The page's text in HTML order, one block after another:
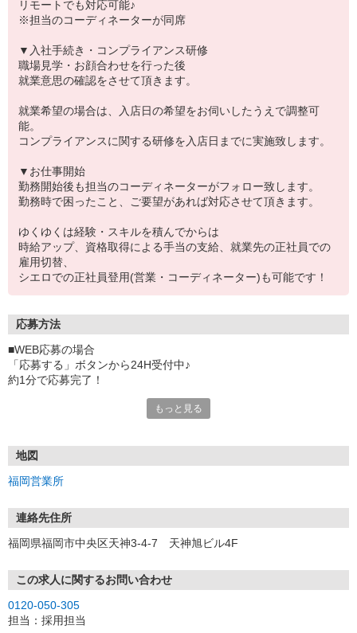
リモートでも対応可能♪
※担当のコーディネーターが同席
▼入社手続き・コンプライアンス研修
職場見学・お顔合わせを行った後
就業意思の確認をさせて頂きます。
就業希望の場合は、入店日の希望をお伺いしたうえで調整可
能。
コンプライアンスに関する研修を入店日までに実施致します。
▼お仕事開始
勤務開始後も担当のコーディネーターがフォロー致します。
勤務時で困ったこと、ご要望があれば対応させて頂きます。
ゆくゆくは経験・スキルを積んでからは
時給アップ、資格取得による手当の支給、就業先の正社員での
雇用切替、
シエロでの正社員登用(営業・コーディネーター)も可能です！
応募方法
■WEB応募の場合
「応募する」ボタンから24H受付中♪
約1分で応募完了！
①応募から3営業日を目安に、メールorお電話でご連絡します。
★スマホでWEB面接（LINEなど）・出張面接・事務所面接と選べま
す
③面接実施（履歴書不要）
※ご希望があれば、職場見学の調整もOKです！
お気軽にご応募ください♪
もっと見る
地図
福岡営業所
連絡先住所
福岡県福岡市中央区天神3-4-7 天神旭ビル4F
この求人に関するお問い合わせ
0120-050-305
担当：採用担当